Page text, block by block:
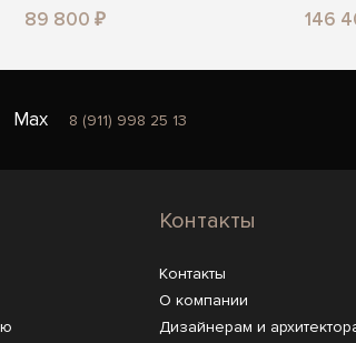
89 800 ₽ 146
Max 8 (911) 998 25 13
Контакты
Контакты
О компании
Дизайнерам и